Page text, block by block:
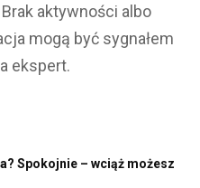
aktywności albo
mogą być sygnałem
ekspert.
Spokojnie – wciąż możesz